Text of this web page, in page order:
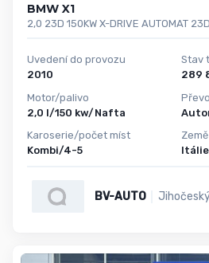
BMW X1
2,0 23D 150KW X-DRIVE AUTOMAT
Uvedení do provozu
2010
Motor/palivo
2,0 l/150 kw/Nafta
Karoserie/počet míst
Kombi/4-5
Stav
Itálie
BV-AUTO